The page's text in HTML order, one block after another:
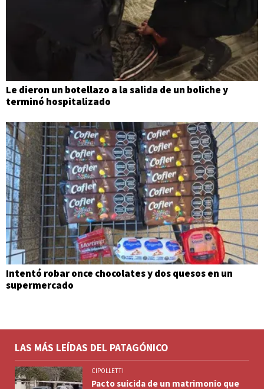
Le dieron un botellazo a la salida de un boliche y
terminó hospitalizado
Intentó robar once chocolates y dos quesos en un
supermercado
LAS MÁS LEÍDAS DEL PATAGÓNICO
CIPOLLETTI
Pacto suicida de un matrimonio que